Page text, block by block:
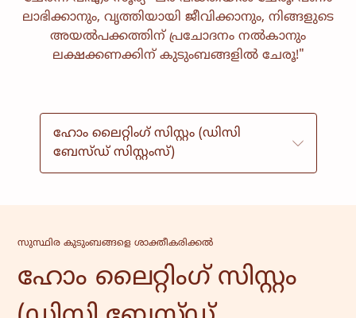
വിദ്യാഭ്യാസം
സാംസ്കാരിക
സേവനങ്ങൾ
വീട്ടുകാർക്ക് ശക്തി
ലാഭിക്കാനും, വൃത്തിയായി ജീവിക്കാനും, നിങ്ങളുടെ
അയൽപക്കത്തിന് പ്രചോദനം നൽകാനും
ലക്ഷക്കണക്കിന് കുടുംബങ്ങളിൽ ചേരൂ!"
ഹോം ലൈറ്റിംഗ് സിസ്റ്റം (ഡിസി
ബേസ്ഡ് സിസ്റ്റംസ്)
സുസ്ഥിര കുടുംബങ്ങളെ ശാക്തീകരിക്കൽ
ഹോം ലൈറ്റിംഗ് സിസ്റ്റം